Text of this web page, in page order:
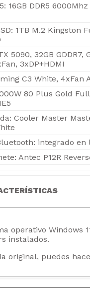
16GB DDR5 6000Mhz
1TB M.2 Kingston
5090, 32GB GDDR7,
3xDP+HDMI
C3 White, 4xFan
80 Plus Gold
Cooler Master
integrado en
Antec P12R
operativo Windows
instalados.
original, puedes